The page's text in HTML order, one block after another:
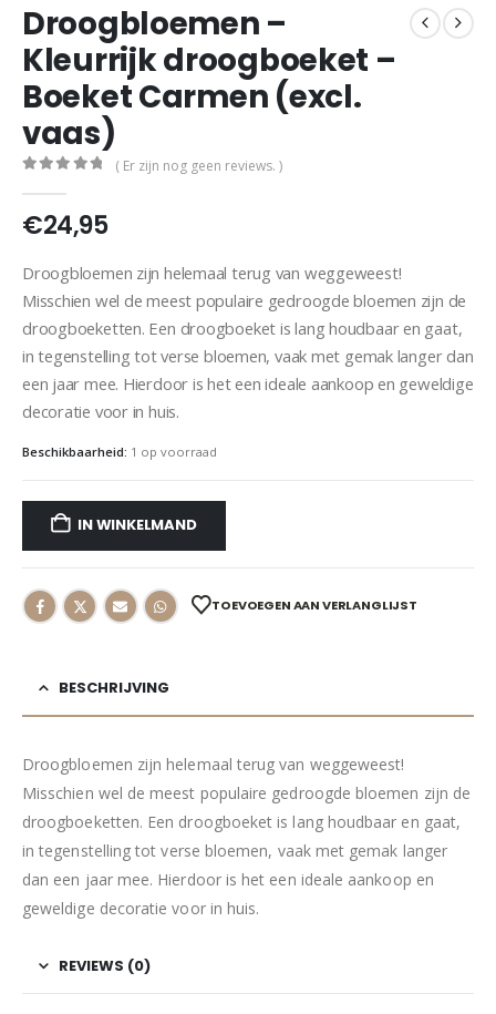
Droogbloemen –
Kleurrijk droogboeket –
Boeket Carmen (excl.
vaas)
( Er zijn nog geen reviews. )
€24,95
Droogbloemen zijn helemaal terug van weggeweest!
Misschien wel de meest populaire gedroogde bloemen zijn de
droogboeketten. Een droogboeket is lang houdbaar en gaat,
in tegenstelling tot verse bloemen, vaak met gemak langer dan
een jaar mee. Hierdoor is het een ideale aankoop en geweldige
decoratie voor in huis.
Beschikbaarheid: 1 op voorraad
IN WINKELMAND
TOEVOEGEN AAN VERLANGLIJST
BESCHRIJVING
Droogbloemen zijn helemaal terug van weggeweest!
Misschien wel de meest populaire gedroogde bloemen zijn de
droogboeketten. Een droogboeket is lang houdbaar en gaat,
in tegenstelling tot verse bloemen, vaak met gemak langer
dan een jaar mee. Hierdoor is het een ideale aankoop en
geweldige decoratie voor in huis.
REVIEWS (0)